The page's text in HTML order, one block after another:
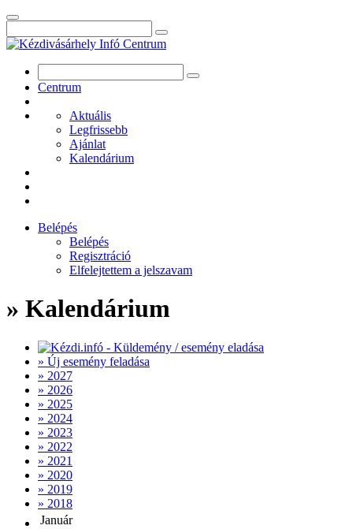
Centrum
Aktuális
Legfrissebb
Ajánlat
Kalendárium
Belépés
Belépés
Regisztráció
Elfelejtettem a jelszavam
» Kalendárium
» Új esemény feladása
» 2027
» 2026
» 2025
» 2024
» 2023
» 2022
» 2021
» 2020
» 2019
» 2018
Január